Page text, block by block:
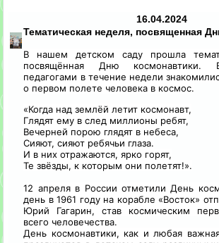
16.04.2024
Тематическая неделя, посвященная
В нашем детском саду прошла
посвящённая Дню космонавтики.
педагогами в течение недели
о первом полете человека в космос.
«Когда над землёй летит космонавт,
Глядят ему в след миллионы ребят,
Вечерней порою глядят в небеса,
Сияют, сияют ребячьи глаза.
И в них отражаются, ярко горят,
Те звёзды, к которым они полетят!».
12 апреля в России отметили День
день в 1961 году на корабле «Восток»
Юрий Гагарин, став космическим
всего человечества.
День космонавтики, как и любая